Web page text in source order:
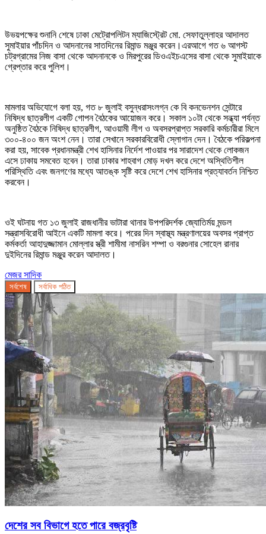
উভয়পক্ষের শুনানি শেষে ঢাকা মেট্রোপলিটন ম্যাজিস্ট্রেট মো. সেফাতুল্লাহর আদালত
সুমাইয়ার পাঁচদিন ও আদনানের সাতদিনের রিমান্ড মঞ্জুর করেন।এরআগে গত ৬ আগস্ট
চট্রগ্রামের নিজ বাসা থেকে আদনানকে ও মিরপুরের ডিওএইচএসের বাসা থেকে সুমাইয়াকে
গ্রেপ্তার করে পুলিশ।
মামলার অভিযোগে বলা হয়, গত ৮ জুলাই বসুন্ধরাসংলগ্ন কে বি কনভেনশন সেন্টারে
নিষিদ্ধ ছাত্রলীগ একটি গোপন বৈঠকের আয়োজন করে। সকাল ১০টা থেকে সন্ধ্যা পর্যন্ত
অনুষ্ঠিত বৈঠকে নিষিদ্ধ ছাত্রলীগ, আওয়ামী লীগ ও অবসরপ্রাপ্ত সরকারি কর্মচারীরা মিলে
৩০০-৪০০ জন অংশ নেন। তারা সেখানে সরকারবিরোধী স্লোগান দেন। বৈঠকে পরিকল্পনা
করা হয়, সাবেক প্রধানমন্ত্রী শেখ হাসিনার নির্দেশ পাওয়ার পর সারাদেশ থেকে লোকজন
এসে ঢাকায় সমবেত হবেন। তারা ঢাকার শাহবাগ মোড় দখল করে দেশে অস্থিতিশীল
পরিস্থিতি এবং জনগণের মধ্যে আতঙ্ক সৃষ্টি করে দেশে শেখ হাসিনার প্রত্যাবর্তন নিশ্চিত
করবেন।
ওই ঘটনায় গত ১৩ জুলাই রাজধানীর ভাটারা থানার উপপরিদর্শক জ্যোতির্ময় মন্ডল
সন্ত্রাসবিরোধী আইনে একটি মামলা করে। পরের দিন স্বাস্থ্য মন্ত্রণালয়ের অবসর প্রাপ্ত
কর্মকর্তা আহাদুজ্জামান মোল্লার স্ত্রী শামীমা নাসরিন শম্পা ও বরগুনার সোহেল রানার
দুইদিনের রিমান্ড মঞ্জুর করেন আদালত।
মেজর সাদিক
সর্বশেষ সর্বাধিক পঠিত
দেশের সব বিভাগে হতে পারে বজ্রবৃষ্টি